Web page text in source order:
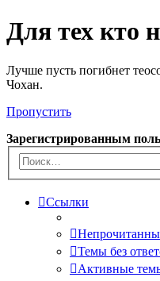
Для тех кто
Лучше пусть погибнет
Чохан.
Пропустить
Зарегистрированным
Ссылки
Темы без
Активные